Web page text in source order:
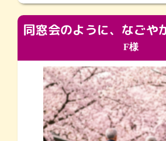
F様